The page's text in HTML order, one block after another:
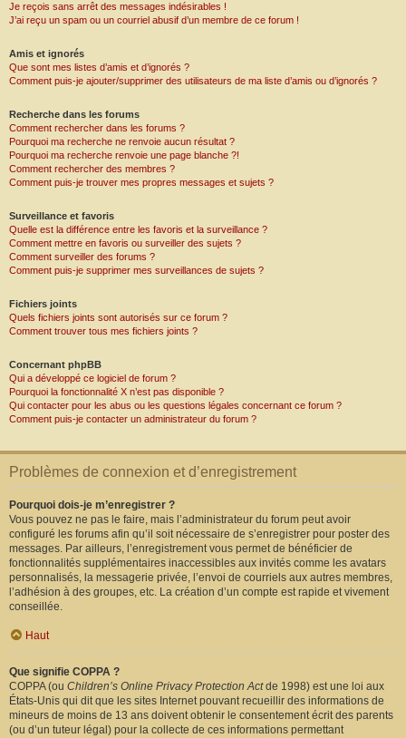
Je reçois sans arrêt des messages indésirables !
J’ai reçu un spam ou un courriel abusif d’un membre de ce forum !
Amis et ignorés
Que sont mes listes d’amis et d’ignorés ?
Comment puis-je ajouter/supprimer des utilisateurs de ma liste d’amis ou d’ignorés ?
Recherche dans les forums
Comment rechercher dans les forums ?
Pourquoi ma recherche ne renvoie aucun résultat ?
Pourquoi ma recherche renvoie une page blanche ?!
Comment rechercher des membres ?
Comment puis-je trouver mes propres messages et sujets ?
Surveillance et favoris
Quelle est la différence entre les favoris et la surveillance ?
Comment mettre en favoris ou surveiller des sujets ?
Comment surveiller des forums ?
Comment puis-je supprimer mes surveillances de sujets ?
Fichiers joints
Quels fichiers joints sont autorisés sur ce forum ?
Comment trouver tous mes fichiers joints ?
Concernant phpBB
Qui a développé ce logiciel de forum ?
Pourquoi la fonctionnalité X n’est pas disponible ?
Qui contacter pour les abus ou les questions légales concernant ce forum ?
Comment puis-je contacter un administrateur du forum ?
Problèmes de connexion et d’enregistrement
Pourquoi dois-je m’enregistrer ?
Vous pouvez ne pas le faire, mais l’administrateur du forum peut avoir
configuré les forums afin qu’il soit nécessaire de s’enregistrer pour poster des
messages. Par ailleurs, l’enregistrement vous permet de bénéficier de
fonctionnalités supplémentaires inaccessibles aux invités comme les avatars
personnalisés, la messagerie privée, l’envoi de courriels aux autres membres,
l’adhésion à des groupes, etc. La création d’un compte est rapide et vivement
conseillée.
Haut
Que signifie COPPA ?
COPPA (ou Children’s Online Privacy Protection Actde 1998) est une loi aux
États-Unis qui dit que les sites Internet pouvant recueillir des informations de
mineurs de moins de 13 ans doivent obtenir le consentement écrit des parents
(ou d’un tuteur légal) pour la collecte de ces informations permettant